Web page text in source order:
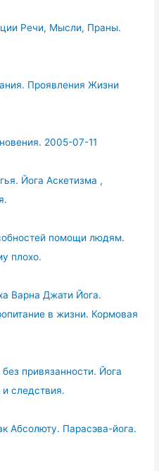
Речи, Мысли, Праны.
Проявления Жизни
2005-07-11
Йога Аскетизма ,
помощи людям.
плохо.
Варна Джати Йога.
в жизни. Кормовая
привязанности. Йога
следствия.
Абсолюту. Парасэва-йога.